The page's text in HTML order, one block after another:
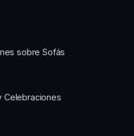
sobre Sofás
Celebraciones